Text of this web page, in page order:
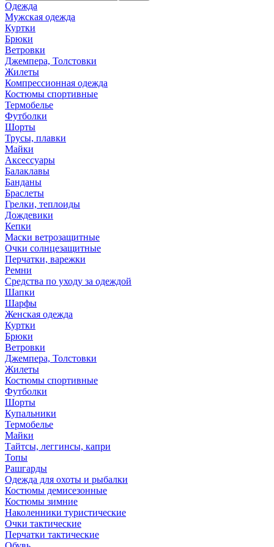
Одежда
Мужская одежда
Куртки
Брюки
Ветровки
Джемпера, Толстовки
Жилеты
Компрессионная одежда
Костюмы спортивные
Термобелье
Футболки
Шорты
Трусы, плавки
Майки
Аксессуары
Балаклавы
Банданы
Браслеты
Грелки, теплоиды
Дождевики
Кепки
Маски ветрозащитные
Очки солнцезащитные
Перчатки, варежки
Ремни
Средства по уходу за одеждой
Шапки
Шарфы
Женская одежда
Куртки
Брюки
Ветровки
Джемпера, Толстовки
Жилеты
Костюмы спортивные
Футболки
Шорты
Купальники
Термобелье
Майки
Тайтсы, леггинсы, капри
Топы
Рашгарды
Одежда для охоты и рыбалки
Костюмы демисезонные
Костюмы зимние
Наколенники туристические
Очки тактические
Перчатки тактические